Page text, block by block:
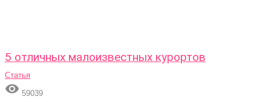
5 отличных малоизвестных курортов
Статья
 59039